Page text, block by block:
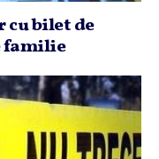
bilet de
familie